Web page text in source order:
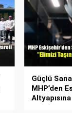
Güçlü
MHP’den